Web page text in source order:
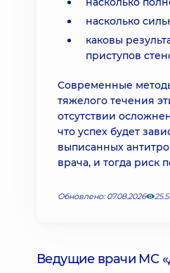
насколько
каковы
приступов
Современные
тяжелого течения
отсутствии
что успех будет
выписанных
врача, и тогда риск
Обновлено: 07.08.2026
Ведущие врачи МС